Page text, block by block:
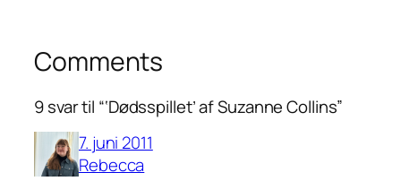
Comments
9 svar til “‘Dødsspillet’ af Suzanne Collins”
7. juni 2011
Rebecca